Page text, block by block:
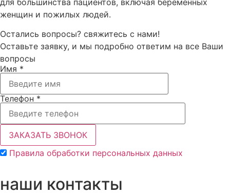
женщин и пожилых людей.
Остались вопросы? свяжитесь с нами!
Оставьте заявку, и мы подробно ответим на все Ваши
вопросы
Имя *
Телефон *
ЗАКАЗАТЬ ЗВОНОК
Правила обработки персональных данных
наши контакты